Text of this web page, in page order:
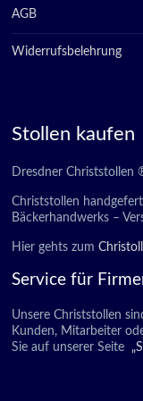
AGB
Widerrufsbelehrung
Stollen kaufen
Dresdner Christstollen
Christstollen
Bäckerhandwerks –
Hier gehts zum
Service für
Unsere Christstollen
Kunden, Mitarbeiter
Sie auf unserer Seite